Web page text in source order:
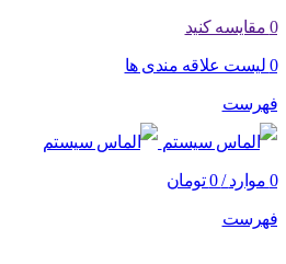
0 مقایسه کنید
0 لیست علاقه مندی ها
فهرست
0 موارد /
0 تومان
فهرست